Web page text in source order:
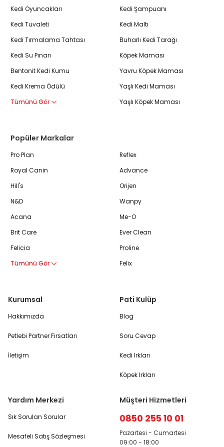
Kedi Oyuncakları
Kedi Tuvaleti
Kedi Tırmalama Tahtası
Kedi Su Pınarı
Bentonit Kedi Kumu
Kedi Krema Ödülü
Tümünü Gör
Kedi Şampuanı
Kedi Maltı
Buharlı Kedi Tarağı
Köpek Maması
Yavru Köpek Maması
Yaşlı Kedi Maması
Yaşlı Köpek Maması
Popüler Markalar
Pro Plan
Royal Canin
Hill's
N&D
Acana
Brit Care
Felicia
Tümünü Gör
Reflex
Advance
Orijen
Wanpy
Me-O
Ever Clean
Proline
Felix
Kurumsal
Hakkımızda
Petlebi Partner Fırsatları
İletişim
Pati Kulüp
Blog
Soru Cevap
Kedi Irkları
Köpek Irkları
Yardım Merkezi
Sık Sorulan Sorular
Mesafeli Satış Sözleşmesi
Müşteri Hizmetleri
0850 255 10 01
Pazartesi - Cumartesi
09:00 - 18:00